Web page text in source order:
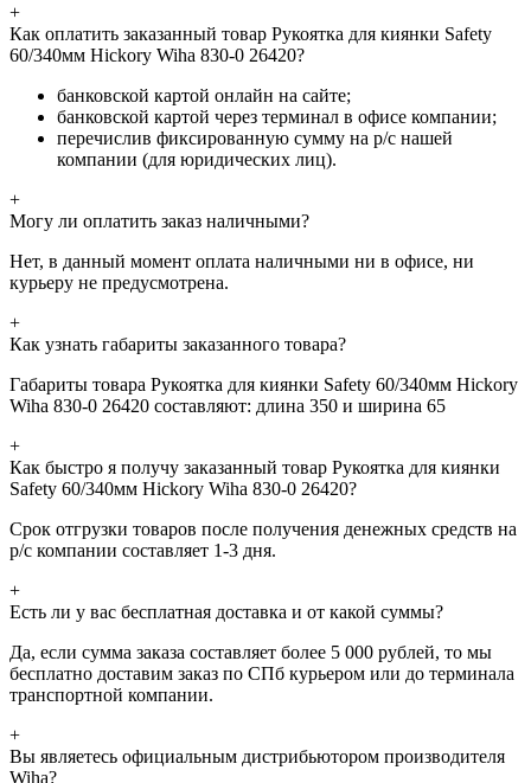
+
Как оплатить заказанный товар Рукоятка для киянки Safety
60/340мм Hickory Wiha 830-0 26420?
банковской картой онлайн на сайте;
банковской картой через терминал в офисе компании;
перечислив фиксированную сумму на р/с нашей
компании (для юридических лиц).
+
Могу ли оплатить заказ наличными?
Нет, в данный момент оплата наличными ни в офисе, ни
курьеру не предусмотрена.
+
Как узнать габариты заказанного товара?
Габариты товара Рукоятка для киянки Safety 60/340мм Hickory
Wiha 830-0 26420 составляют: длина 350 и ширина 65
+
Как быстро я получу заказанный товар Рукоятка для киянки
Safety 60/340мм Hickory Wiha 830-0 26420?
Срок отгрузки товаров после получения денежных средств на
р/с компании составляет 1-3 дня.
+
Есть ли у вас бесплатная доставка и от какой суммы?
Да, если сумма заказа составляет более 5 000 рублей, то мы
бесплатно доставим заказ по СПб курьером или до терминала
транспортной компании.
+
Вы являетесь официальным дистрибьютором производителя
Wiha?